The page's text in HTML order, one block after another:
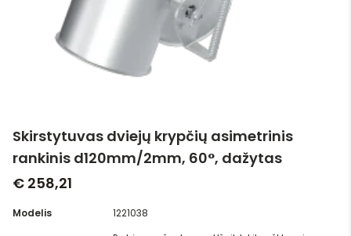
Skirstytuvas dviejų krypčių asimetrinis
rankinis d120mm/2mm, 60°, dažytas
€ 258,21
Modelis 1221038